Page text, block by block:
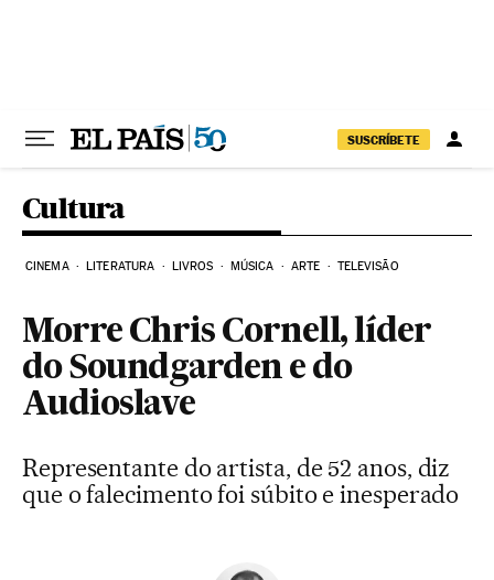
SUSCRÍBETE
Cultura
CINEMA LITERATURA LIVROS MÚSICA ARTE TELEVISÃO
Morre Chris Cornell, líder
do Soundgarden e do
Audioslave
Representante do artista, de 52 anos, diz
que o falecimento foi súbito e inesperado